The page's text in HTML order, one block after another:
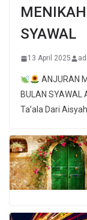
SYAWAL
13 April 2025
ANJURAN
BULAN